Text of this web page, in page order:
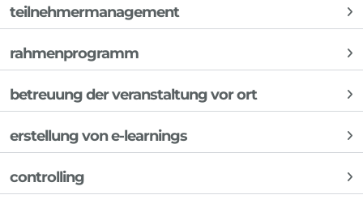
teilnehmermanagement
rahmenprogramm
betreuung der veranstaltung vor ort
erstellung von e-learnings
controlling